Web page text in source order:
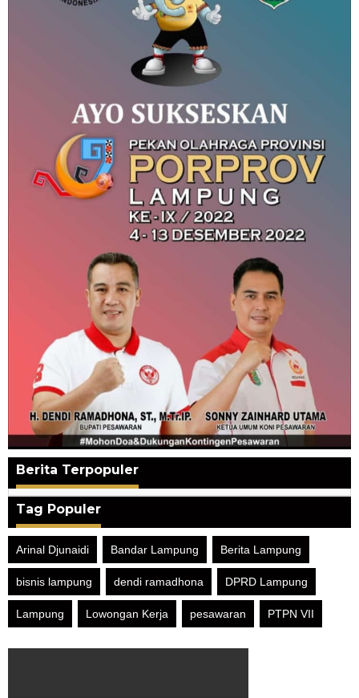
Berita Terpopuler
Tag Populer
Arinal Djunaidi Bandar Lampung Berita Lampung
bisnis lampung dendi ramadhona DPRD Lampung
Lampung Lowongan Kerja pesawaran PTPN VII